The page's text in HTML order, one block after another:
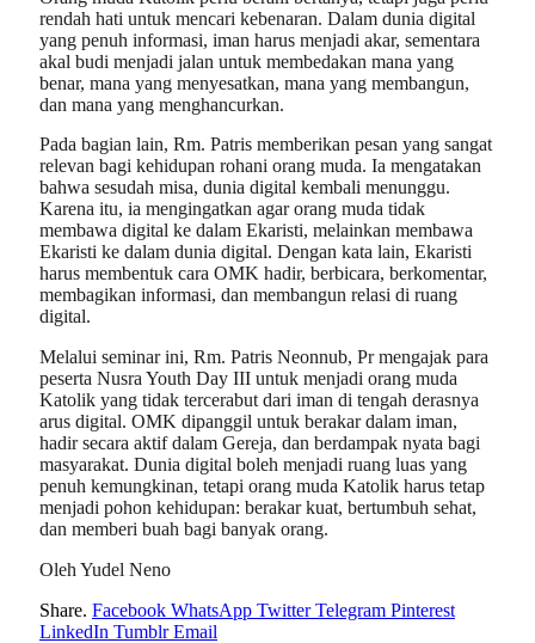
rendah hati untuk mencari kebenaran. Dalam dunia digital
yang penuh informasi, iman harus menjadi akar, sementara
akal budi menjadi jalan untuk membedakan mana yang
benar, mana yang menyesatkan, mana yang membangun,
dan mana yang menghancurkan.
Pada bagian lain, Rm. Patris memberikan pesan yang sangat
relevan bagi kehidupan rohani orang muda. Ia mengatakan
bahwa sesudah misa, dunia digital kembali menunggu.
Karena itu, ia mengingatkan agar orang muda tidak
membawa digital ke dalam Ekaristi, melainkan membawa
Ekaristi ke dalam dunia digital. Dengan kata lain, Ekaristi
harus membentuk cara OMK hadir, berbicara, berkomentar,
membagikan informasi, dan membangun relasi di ruang
digital.
Melalui seminar ini, Rm. Patris Neonnub, Pr mengajak para
peserta Nusra Youth Day III untuk menjadi orang muda
Katolik yang tidak tercerabut dari iman di tengah derasnya
arus digital. OMK dipanggil untuk berakar dalam iman,
hadir secara aktif dalam Gereja, dan berdampak nyata bagi
masyarakat. Dunia digital boleh menjadi ruang luas yang
penuh kemungkinan, tetapi orang muda Katolik harus tetap
menjadi pohon kehidupan: berakar kuat, bertumbuh sehat,
dan memberi buah bagi banyak orang.
Oleh Yudel Neno
Share. Facebook WhatsApp Twitter Telegram Pinterest
LinkedIn Tumblr Email